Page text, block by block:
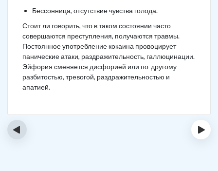
Бессонница, отсутствие чувства голода.
Стоит ли говорить, что в таком состоянии часто
совершаются преступления, получаются травмы.
Постоянное употребление кокаина провоцирует
панические атаки, раздражительность, галлюцинации.
Эйфория сменяется дисфорией или по-другому
разбитостью, тревогой, раздражительностью и
апатией.
‹ ›